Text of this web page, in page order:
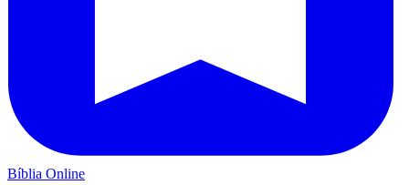
Bíblia Online